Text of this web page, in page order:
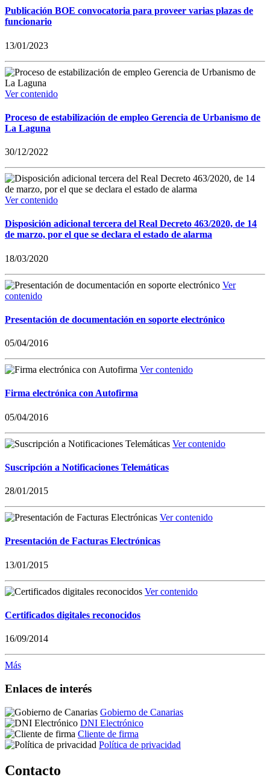
Publicación BOE convocatoria para proveer varias plazas de
funcionario
13/01/2023
Ver contenido
Proceso de estabilización de empleo Gerencia de Urbanismo de
La Laguna
30/12/2022
Ver contenido
Disposición adicional tercera del Real Decreto 463/2020, de 14
de marzo, por el que se declara el estado de alarma
18/03/2020
Ver
contenido
Presentación de documentación en soporte electrónico
05/04/2016
Ver contenido
Firma electrónica con Autofirma
05/04/2016
Ver contenido
Suscripción a Notificaciones Telemáticas
28/01/2015
Ver contenido
Presentación de Facturas Electrónicas
13/01/2015
Ver contenido
Certificados digitales reconocidos
16/09/2014
Más
Enlaces de interés
Gobierno de Canarias
DNI Electrónico
Cliente de firma
Política de privacidad
Contacto